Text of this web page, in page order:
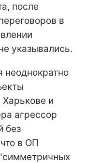
после
в
указывались.
неоднократно
Харькове и
агрессор
без
в ОП